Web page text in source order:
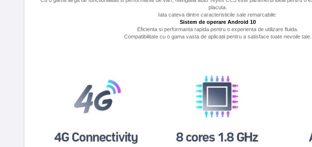
placuta.
Iata cateva dintre caracteristicile sale remarcabile:
Sistem de operare Android 10
Eficienta si performanta rapida pentru o experienta de utilizare fluida.
Compatibilitate cu o gama vasta de aplicatii pentru a satisface toate nevoile tale.